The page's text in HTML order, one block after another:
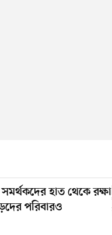
সমর্থকদের হাত থেকে রক্ষা
পরিবারও